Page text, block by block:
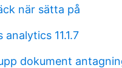
när sätta på
analytics 11.1.7
dokument